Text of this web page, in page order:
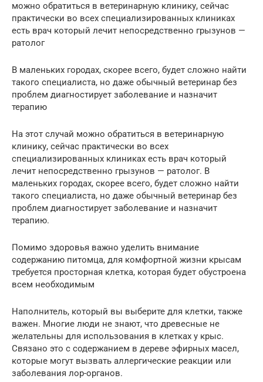
можно обратиться в ветеринарную клинику, сейчас
практически во всех специализированных клиниках
есть врач который лечит непосредственно грызунов —
ратолог
В маленьких городах, скорее всего, будет сложно найти
такого специалиста, но даже обычный ветеринар без
проблем диагностирует заболевание и назначит
терапию
На этот случай можно обратиться в ветеринарную
клинику, сейчас практически во всех
специализированных клиниках есть врач который
лечит непосредственно грызунов — ратолог. В
маленьких городах, скорее всего, будет сложно найти
такого специалиста, но даже обычный ветеринар без
проблем диагностирует заболевание и назначит
терапию.
Помимо здоровья важно уделить внимание
содержанию питомца, для комфортной жизни крысам
требуется просторная клетка, которая будет обустроена
всем необходимым
Наполнитель, который вы выберите для клетки, также
важен. Многие люди не знают, что древесные не
желательны для использования в клетках у крыс.
Связано это с содержанием в дереве эфирных масел,
которые могут вызвать аллергические реакции или
заболевания лор-органов.